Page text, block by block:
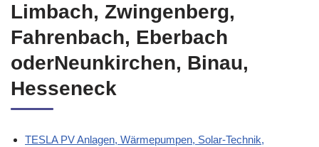
Limbach, Zwingenberg,
Fahrenbach, Eberbach
oderNeunkirchen, Binau,
Hesseneck
TESLA PV Anlagen, Wärmepumpen, Solar-Technik,